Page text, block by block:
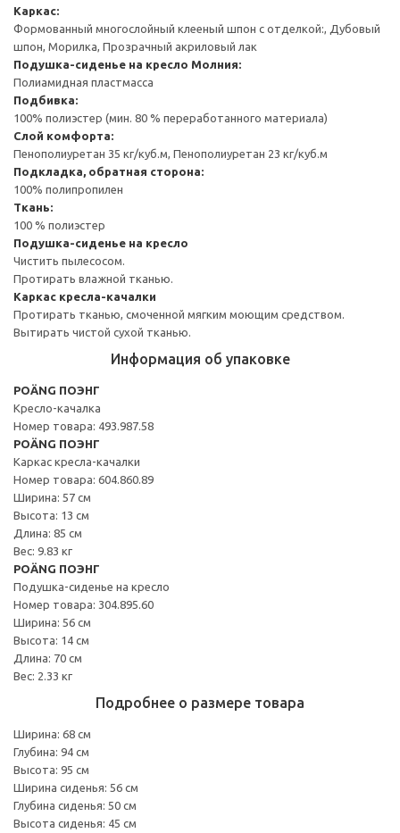
Каркас:
Формованный многослойный клееный шпон с отделкой:, Дубовый
шпон, Морилка, Прозрачный акриловый лак
Подушка-сиденье на кресло Молния:
Полиамидная пластмасса
Подбивка:
100% полиэстер (мин. 80 % переработанного материала)
Слой комфорта:
Пенополиуретан 35 кг/куб.м, Пенополиуретан 23 кг/куб.м
Подкладка, обратная сторона:
100% полипропилен
Ткань:
100 % полиэстер
Подушка-сиденье на кресло
Чистить пылесосом.
Протирать влажной тканью.
Каркас кресла-качалки
Протирать тканью, смоченной мягким моющим средством.
Вытирать чистой сухой тканью.
Информация об упаковке
POÄNG ПОЭНГ
Кресло-качалка
Номер товара: 493.987.58
POÄNG ПОЭНГ
Каркас кресла-качалки
Номер товара: 604.860.89
Ширина: 57 см
Высота: 13 см
Длина: 85 см
Вес: 9.83 кг
POÄNG ПОЭНГ
Подушка-сиденье на кресло
Номер товара: 304.895.60
Ширина: 56 см
Высота: 14 см
Длина: 70 см
Вес: 2.33 кг
Подробнее о размере товара
Ширина: 68 см
Глубина: 94 см
Высота: 95 см
Ширина сиденья: 56 см
Глубина сиденья: 50 см
Высота сиденья: 45 см